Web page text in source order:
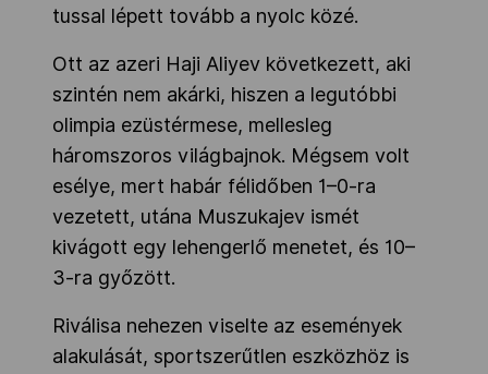
tussal lépett tovább a nyolc közé.
Ott az azeri Haji Aliyev következett, aki
szintén nem akárki, hiszen a legutóbbi
olimpia ezüstérmese, mellesleg
háromszoros világbajnok. Mégsem volt
esélye, mert habár félidőben 1–0-ra
vezetett, utána Muszukajev ismét
kivágott egy lehengerlő menetet, és 10–
3-ra győzött.
Riválisa nehezen viselte az események
alakulását, sportszerűtlen eszközhöz is